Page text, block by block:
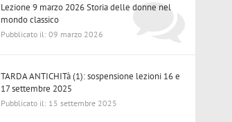
Lezione 9 marzo 2026 Storia delle donne nel
mondo classico
Pubblicato il: 09 marzo 2026
TARDA ANTICHITà (1): sospensione lezioni 16 e
17 settembre 2025
Pubblicato il: 15 settembre 2025